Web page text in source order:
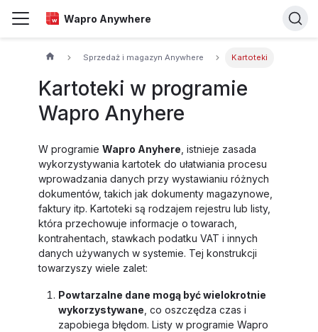
Wapro Anywhere
Sprzedaż i magazyn Anywhere Kartoteki
Kartoteki w programie
Wapro Anyhere
W programie Wapro Anyhere , istnieje zasada
wykorzystywania kartotek do ułatwiania procesu
wprowadzania danych przy wystawianiu różnych
dokumentów, takich jak dokumenty magazynowe,
faktury itp. Kartoteki są rodzajem rejestru lub listy,
która przechowuje informacje o towarach,
kontrahentach, stawkach podatku VAT i innych
danych używanych w systemie. Tej konstrukcji
towarzyszy wiele zalet:
Powtarzalne dane mogą być wielokrotnie
wykorzystywane , co oszczędza czas i
zapobiega błędom. Listy w programie Wapro